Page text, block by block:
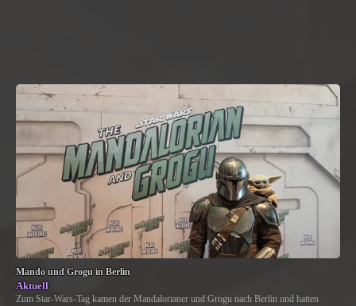
Mando und Grogu in Berlin
Aktuell
Zum Star-Wars-Tag kamen der Mandalorianer und Grogu nach Berlin und hatten